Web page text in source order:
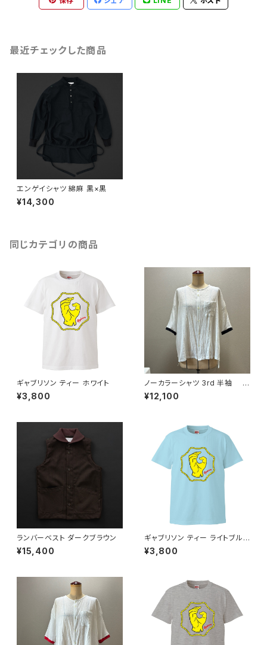
最近チェックした商品
エンゲイシャツ 綿麻 黒×黒
¥14,300
同じカテゴリの商品
ギャブリソン ティー ホワイト
¥3,800
ノーカラーシャツ 3rd 半袖 白
×黒
¥12,100
ランバーベスト ダークブラウン
¥15,400
ギャブリソン ティー ライトブル
ー
¥3,800